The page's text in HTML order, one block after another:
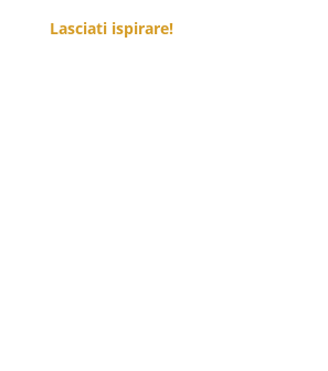
Lasciati ispirare!